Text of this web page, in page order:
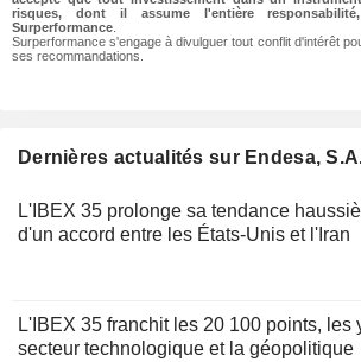
risques, dont il assume l'entière
Surperformance
Surperformance s'engage à divulguer tout conflit d'intérêt
ses recommandations.
Dernières actualités sur Endesa,
L'IBEX 35 prolonge sa tendance
d'un accord entre les États-Unis et l'Iran
L'IBEX 35 franchit les 20 100 points, les
secteur technologique et la géopolitique